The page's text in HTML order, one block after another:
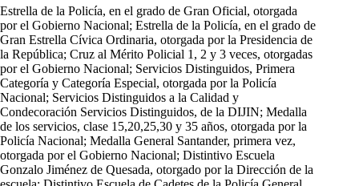
Estrella de la Policía, en el grado de Gran Oficial, otorgada
por el Gobierno Nacional; Estrella de la Policía, en el grado de
Gran Estrella Cívica Ordinaria, otorgada por la Presidencia de
la República; Cruz al Mérito Policial 1, 2 y 3 veces, otorgadas
por el Gobierno Nacional; Servicios Distinguidos, Primera
Categoría y Categoría Especial, otorgada por la Policía
Nacional; Servicios Distinguidos a la Calidad y
Condecoración Servicios Distinguidos, de la DIJIN; Medalla
de los servicios, clase 15,20,25,30 y 35 años, otorgada por la
Policía Nacional; Medalla General Santander, primera vez,
otorgada por el Gobierno Nacional; Distintivo Escuela
Gonzalo Jiménez de Quesada, otorgado por la Dirección de la